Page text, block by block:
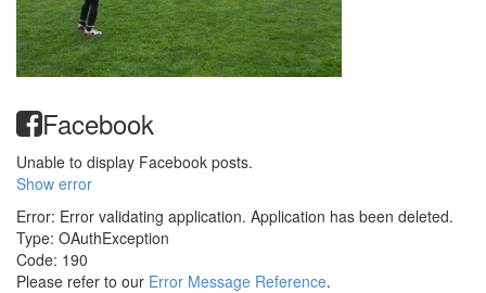
Facebook
Unable to display Facebook posts.
Show error
Error: Error validating application. Application has been deleted.
Type: OAuthException
Code: 190
Please refer to our Error Message Reference.